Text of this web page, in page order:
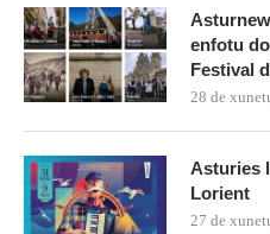
enfotu
Festival
28 de
Asturies
Lorient
27 de